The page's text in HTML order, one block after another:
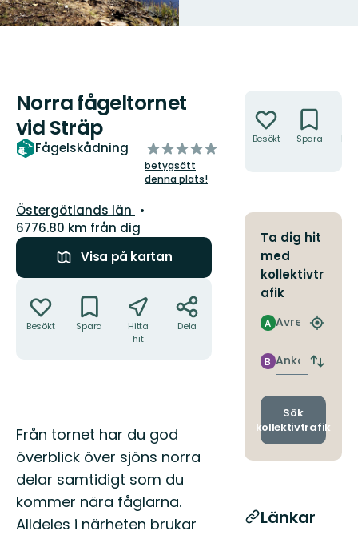
Norra fågeltornet
vid Sträp
Fågelskådning
av
5
stjärnor
betygsätt
denna plats!
Län:
Östergötlands län
6776.80 km från dig
Visa på kartan
Besökt Spara
Hitta
hit
Dela
Beskrivning
Från tornet har du god
överblick över sjöns norra
delar samtidigt som du
kommer nära fåglarna.
Alldeles i närheten brukar
Besökt Spara
Ta dig hit
med
kollektivtr
afik
Avresa
A
Hitta
Ankomst
B
Byt
och
Sök
kollektivtrafik
Länkar